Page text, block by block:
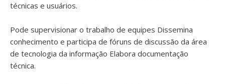
técnicas e usuários.
Pode supervisionar o trabalho de equipes Dissemina
conhecimento e participa de fóruns de discussão da área
de tecnologia da informação Elabora documentação
técnica.